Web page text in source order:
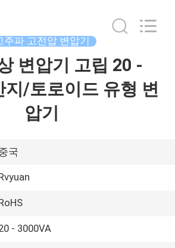
주파 고전압 변압기
변압기 고립 20 -
지/토로이드 유형 변
압기
국
- 3000VA